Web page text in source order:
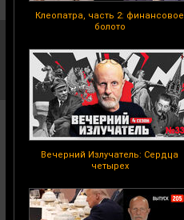
Клеопатра, часть 2: финансовое
болото
Вечерний Излучатель: Сердца
четырех